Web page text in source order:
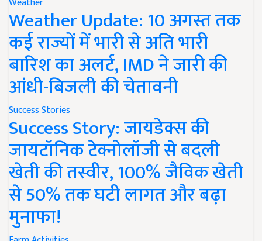
Weather Update: 10 अगस्त तक
कई राज्यों में भारी से अति भारी
बारिश का अलर्ट, IMD ने जारी की
आंधी-बिजली की चेतावनी
Success Stories
Success Story: जायडेक्स की
जायटॉनिक टेक्नोलॉजी से बदली
खेती की तस्वीर, 100% जैविक खेती
से 50% तक घटी लागत और बढ़ा
मुनाफा!